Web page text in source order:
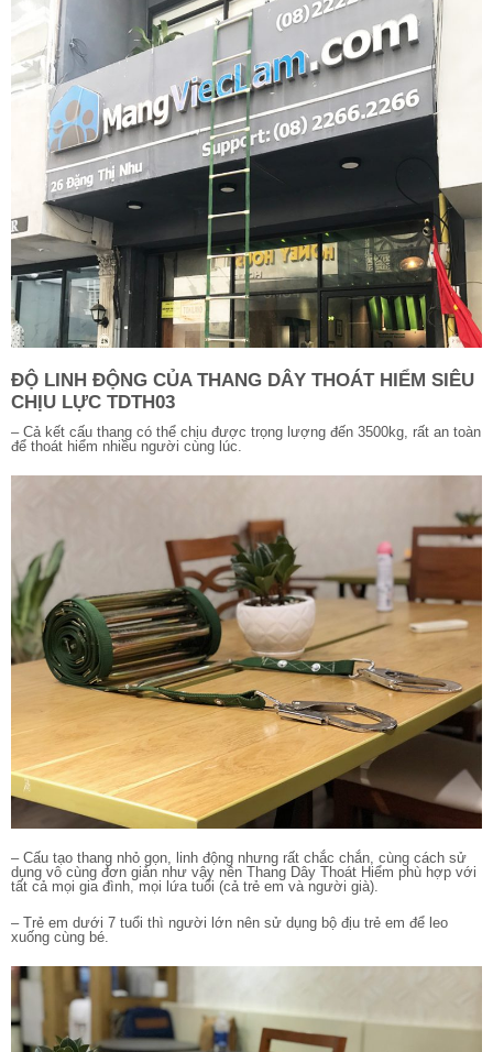
ĐỘ LINH ĐỘNG CỦA THANG DÂY THOÁT HIỂM SIÊU
CHỊU LỰC TDTH03
– Cả kết cấu thang có thể chịu được trọng lượng đến 3500kg, rất an toàn
để thoát hiểm nhiều người cùng lúc.
– Cấu tạo thang nhỏ gọn, linh động nhưng rất chắc chắn, cùng cách sử
dụng vô cùng đơn giản như vậy nên Thang Dây Thoát Hiểm phù hợp với
tất cả mọi gia đình, mọi lứa tuổi (cả trẻ em và người già).
– Trẻ em dưới 7 tuổi thì người lớn nên sử dụng bộ địu trẻ em để leo
xuống cùng bé.